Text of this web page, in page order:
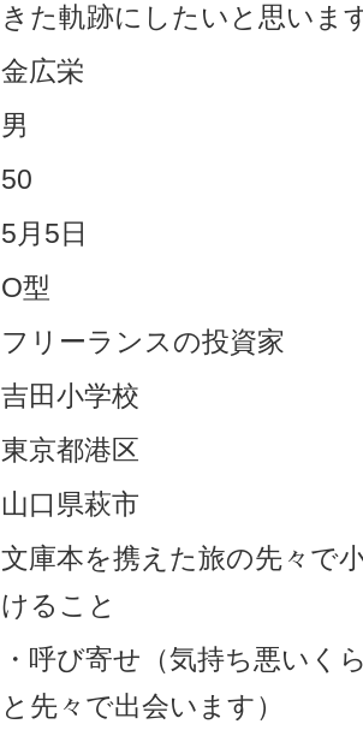
きた軌跡にしたいと思いま
金広栄
男
50
5月5日
O型
フリーランスの投資家
吉田小学校
東京都港区
山口県萩市
文庫本を携えた旅の先々で
けること
・呼び寄せ（気持ち悪いく
と先々で出会います）